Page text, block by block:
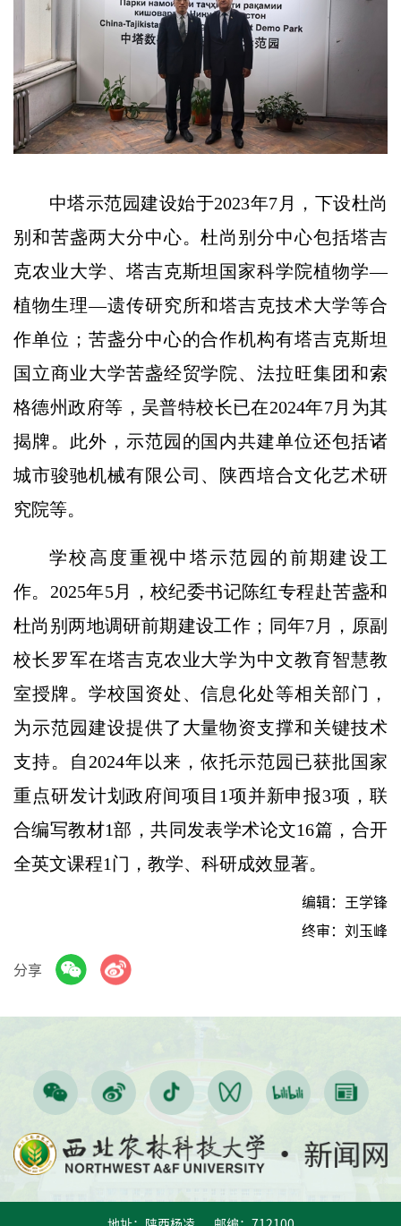
中塔示范园建设始于2023年7月，下设杜尚
别和苦盏两大分中心。杜尚别分中心包括塔吉
克农业大学、塔吉克斯坦国家科学院植物学—
植物生理—遗传研究所和塔吉克技术大学等合
作单位；苦盏分中心的合作机构有塔吉克斯坦
国立商业大学苦盏经贸学院、法拉旺集团和索
格德州政府等，吴普特校长已在2024年7月为其
揭牌。此外，示范园的国内共建单位还包括诸
城市骏驰机械有限公司、陕西培合文化艺术研
究院等。
学校高度重视中塔示范园的前期建设工
作。2025年5月，校纪委书记陈红专程赴苦盏和
杜尚别两地调研前期建设工作；同年7月，原副
校长罗军在塔吉克农业大学为中文教育智慧教
室授牌。学校国资处、信息化处等相关部门，
为示范园建设提供了大量物资支撑和关键技术
支持。自2024年以来，依托示范园已获批国家
重点研发计划政府间项目1项并新申报3项，联
合编写教材1部，共同发表学术论文16篇，合开
全英文课程1门，教学、科研成效显著。
编辑：王学锋
终审：刘玉峰
分享